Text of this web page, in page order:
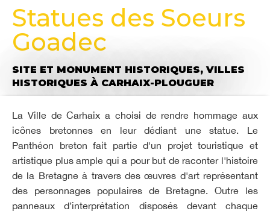
Statues des Soeurs
Goadec
SITE ET MONUMENT HISTORIQUES,VILLES
HISTORIQUES À CARHAIX-PLOUGUER
La Ville de Carhaix a choisi de rendre hommage aux
icônes bretonnes en leur dédiant une statue. Le
Panthéon breton fait partie d'un projet touristique et
artistique plus ample qui a pour but de raconter l'histoire
de la Bretagne à travers des œuvres d'art représentant
des personnages populaires de Bretagne. Outre les
panneaux d’interprétation disposés devant chaque